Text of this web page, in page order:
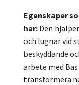
Egenskaper
har: Den
och lugnar vid
beskyddande
arbete med
transformera